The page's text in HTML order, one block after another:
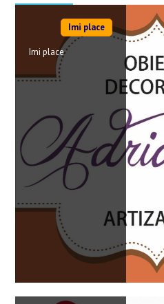
Imi place
Imi place